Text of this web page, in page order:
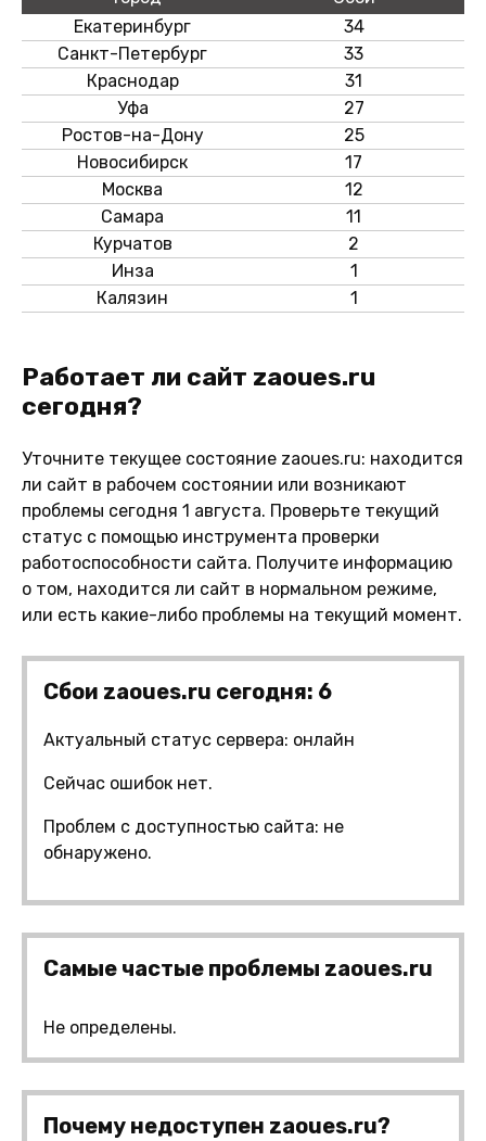
Екатеринбург
34
Санкт-Петербург
33
Краснодар
31
Уфа
27
Ростов-на-Дону
25
Новосибирск
17
Москва
12
Самара
11
Курчатов
2
Инза
1
Калязин
1
Работает ли сайт zaoues.ru
сегодня?
Уточните текущее состояние zaoues.ru: находится
ли сайт в рабочем состоянии или возникают
проблемы сегодня 1 августа. Проверьте текущий
статус с помощью инструмента проверки
работоспособности сайта. Получите информацию
о том, находится ли сайт в нормальном режиме,
или есть какие-либо проблемы на текущий момент.
Сбои zaoues.ru сегодня: 6
Актуальный статус сервера: онлайн
Сейчас ошибок нет.
Проблем с доступностью сайта: не
обнаружено.
Самые частые проблемы zaoues.ru
Не определены.
Почему недоступен zaoues.ru?